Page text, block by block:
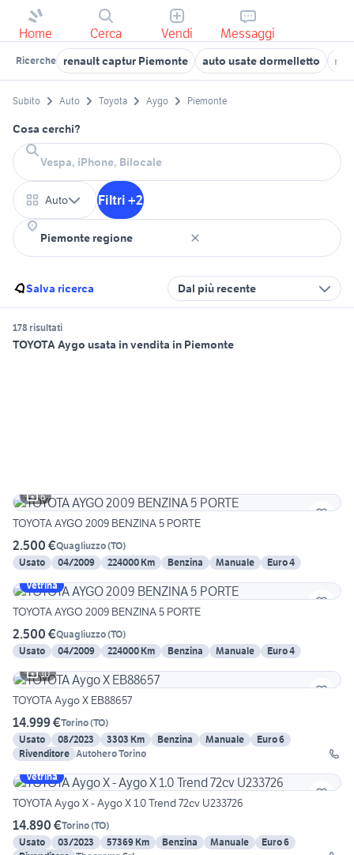
Home Cerca Vendi Messaggi
Ricerche renault captur Piemonte auto usate dormelletto
Subito Auto Toyota Aygo Piemonte
Cosa cerchi?
Auto Filtri +2
Salva ricerca Dal più recente
178 risultati
TOYOTA Aygo usata in vendita in Piemonte
6
TOYOTA AYGO 2009 BENZINA 5 PORTE
2.500 €Quagliuzzo(TO)
Usato
04/2009 224000 Km Benzina Manuale
Euro 4
Vetrina
TOYOTA AYGO 2009 BENZINA 5 PORTE
2.500 €Quagliuzzo(TO)
Usato
04/2009 224000 Km Benzina Manuale
Euro 4
10
TOYOTA Aygo X EB88657
14.999 €Torino(TO)
Usato
08/2023 3303 Km Benzina Manuale
Euro 6
Rivenditore Autohero Torino
Vetrina
TOYOTA Aygo X - Aygo X 1.0 Trend 72cv U233726
14.890 €Torino(TO)
Usato
03/2023 57369 Km Benzina Manuale
Euro 6